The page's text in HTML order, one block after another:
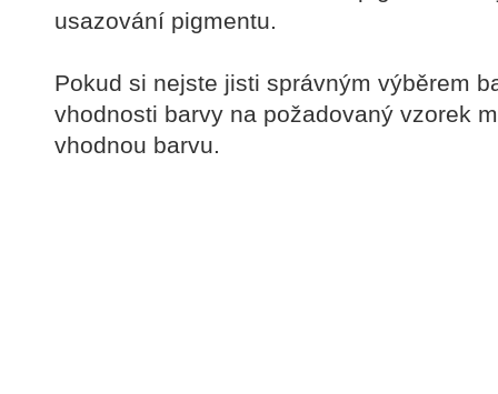
usazování pigmentu.
Pokud si nejste jisti správným výběrem
vhodnosti barvy na požadovaný vzorek
vhodnou barvu.